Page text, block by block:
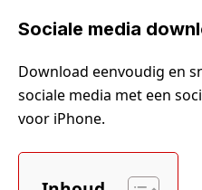
Sociale media
Download eenvoudig en
sociale media met een
voor iPhone.